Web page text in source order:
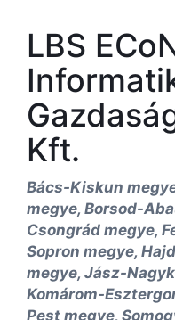
LBS
Kft.
Bács-Kiskun
megye, Borsod-
Csongrád megye,
Sopron megye,
megye, Jász-
Komárom-
Pest megye,